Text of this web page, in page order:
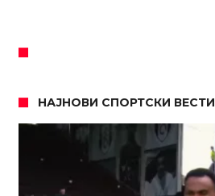
НАЈНОВИ СПОРТСКИ ВЕСТИ